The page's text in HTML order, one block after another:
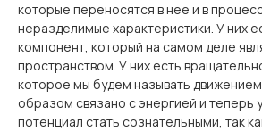
которые переносятся в нее и в
неразделимые характеристики. У них
компонент, который на самом деле
пространством. У них есть
которое мы будем называть
образом связано с энергией и теперь
потенциал стать сознательными, так